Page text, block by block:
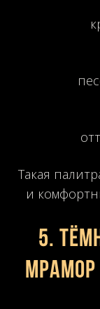
Такая
и
5.